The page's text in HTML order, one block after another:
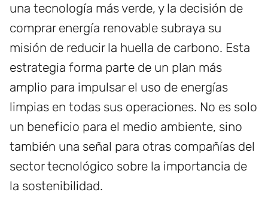
una tecnología más verde, y la decisión de
comprar energía renovable subraya su
misión de reducir la huella de carbono. Esta
estrategia forma parte de un plan más
amplio para impulsar el uso de energías
limpias en todas sus operaciones. No es solo
un beneficio para el medio ambiente, sino
también una señal para otras compañías del
sector tecnológico sobre la importancia de
la sostenibilidad.